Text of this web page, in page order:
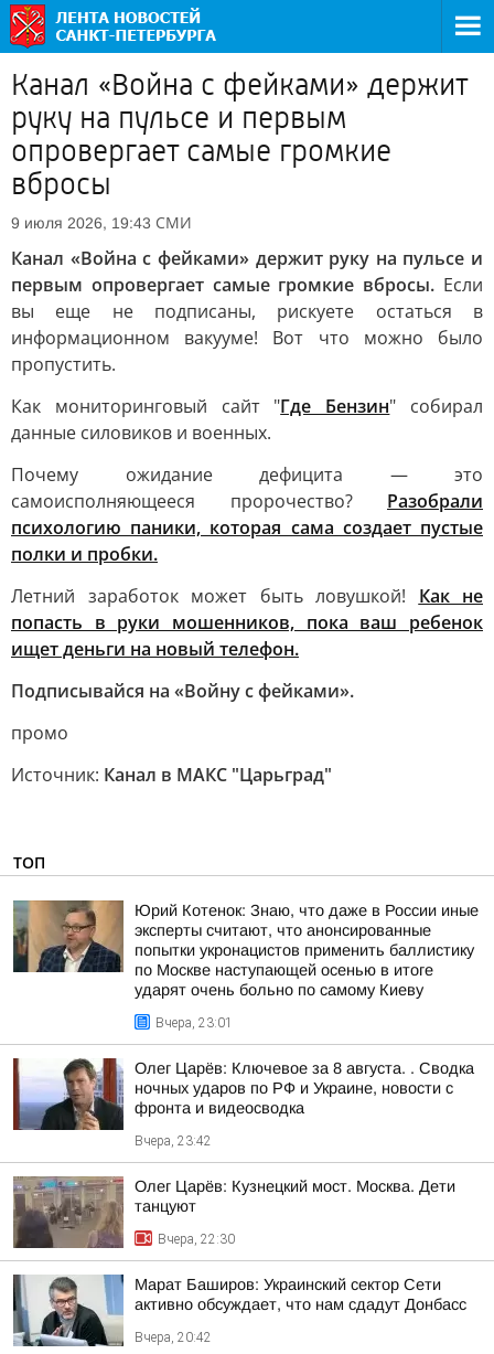
Канал «Война с фейками» держит
руку на пульсе и первым
опровергает самые громкие
вбросы
9 июля 2026, 19:43 СМИ
Канал «Война с фейками» держит руку на пульсе и
первым опровергает самые громкие вбросы. Если
вы еще не подписаны, рискуете остаться в
информационном вакууме! Вот что можно было
пропустить.
Как мониторинговый сайт "Где Бензин" собирал
данные силовиков и военных.
Почему ожидание дефицита — это
самоисполняющееся пророчество? Разобрали
психологию паники, которая сама создает пустые
полки и пробки.
Летний заработок может быть ловушкой! Как не
попасть в руки мошенников, пока ваш ребенок
ищет деньги на новый телефон.
Подписывайся на «Войну с фейками».
промо
Источник: Канал в МАКС "Царьград"
ТОП
Юрий Котенок: Знаю, что даже в России иные
эксперты считают, что анонсированные
попытки укронацистов применить баллистику
по Москве наступающей осенью в итоге
ударят очень больно по самому Киеву
Вчера, 23:01
Олег Царёв: Ключевое за 8 августа. . Сводка
ночных ударов по РФ и Украине, новости с
фронта и видеосводка
Вчера, 23:42
Олег Царёв: Кузнецкий мост. Москва. Дети
танцуют
Вчера, 22:30
Марат Баширов: Украинский сектор Сети
активно обсуждает, что нам сдадут Донбасс
Вчера, 20:42